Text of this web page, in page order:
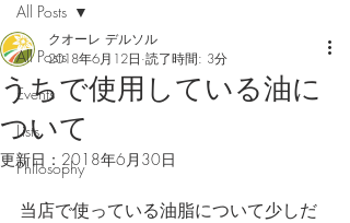
All Posts
Events
Lists
Philosophy
All Posts
うちで使用している油に
ついて
クオーレ デルソル
2018年6月12日 読了時間: 3分
更新日： 2018年6月30日
当店で使っている油脂について少しだ